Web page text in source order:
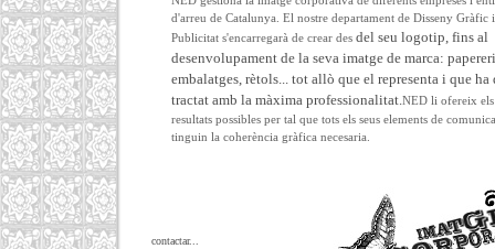
d'arreu de Catalunya. El nostre departament de Disseny Gràfic i
Publicitat s'encarregarà de crear des del seu logotip, fins al
desenvolupament de la seva imatge de marca:
embalatges, rètols... tot allò que el representa i que ha
tractat amb la màxima professionalitat.NED li ofereix
resultats possibles per tal que tots els seus elements de
tinguin la coherència gràfica necesaria.
contactar...